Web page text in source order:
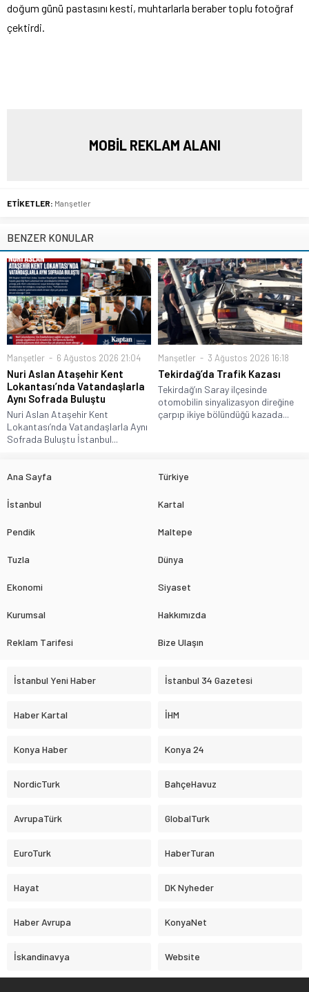
doğum günü pastasını kesti, muhtarlarla beraber toplu fotoğraf
çektirdi.
MOBİL REKLAM ALANI
ETİKETLER: Manşetler
BENZER KONULAR
Manşetler 6 Ağustos 2026 21:04
Nuri Aslan Ataşehir Kent
Lokantası’nda Vatandaşlarla
Aynı Sofrada Buluştu
Nuri Aslan Ataşehir Kent
Lokantası’nda Vatandaşlarla Aynı
Sofrada Buluştu İstanbul...
Manşetler 3 Ağustos 2026 16:18
Tekirdağ’da Trafik Kazası
Tekirdağ’ın Saray ilçesinde
otomobilin sinyalizasyon direğine
çarpıp ikiye bölündüğü kazada...
Ana Sayfa Türkiye
İstanbul Kartal
Pendik Maltepe
Tuzla Dünya
Ekonomi Siyaset
Kurumsal Hakkımızda
Reklam Tarifesi Bize Ulaşın
İstanbul Yeni Haber İstanbul 34 Gazetesi
Haber Kartal İHM
Konya Haber Konya 24
NordicTurk BahçeHavuz
AvrupaTürk GlobalTurk
EuroTurk HaberTuran
Hayat DK Nyheder
Haber Avrupa KonyaNet
İskandinavya Website